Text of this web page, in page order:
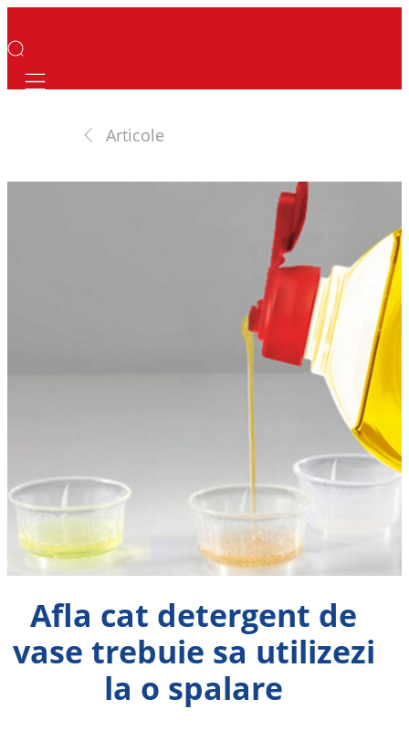
Mobile navigation
Articole
Afla cat detergent de
vase trebuie sa utilizezi
la o spalare